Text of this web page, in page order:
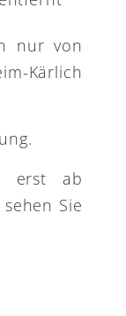
nur von
Kärlich
erst ab
Sie